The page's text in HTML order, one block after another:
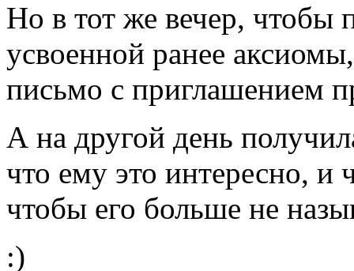
Но в тот же вечер, чтобы
усвоенной ранее
письмо с приглашением
А на другой день
что ему это интересно, и
чтобы его больше не
:)